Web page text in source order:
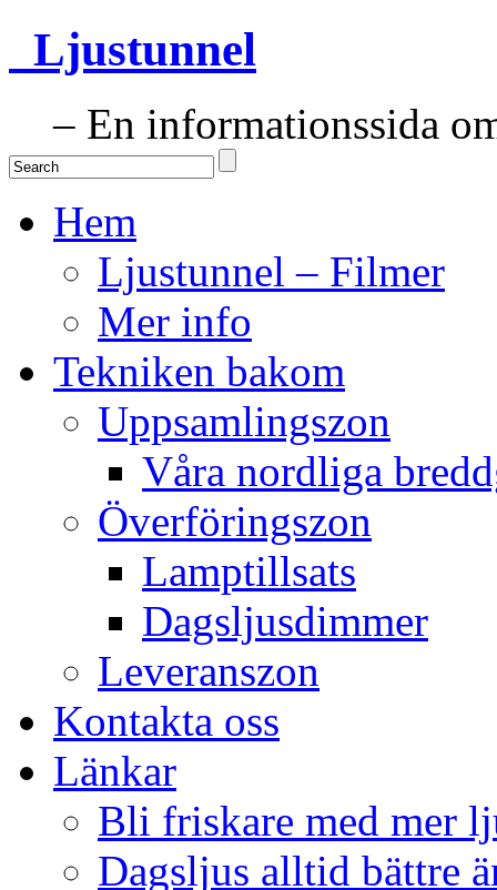
Ljustunnel
– En informationssida
Hem
Ljustunnel – Filmer
Mer info
Tekniken bakom
Uppsamlingszon
Våra nordliga
Överföringszon
Lamptillsats
Dagsljusdimmer
Leveranszon
Kontakta oss
Länkar
Bli friskare med mer
Dagsljus alltid bättre